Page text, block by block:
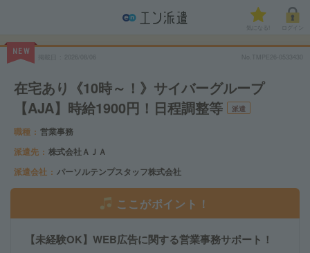
気になる!
NEW
No.TMPE26-0533430
在宅あり《10時～！》サイバーグループ
【AJA】時給1900円！日程調整等
派遣
職種
営業事務
派遣先
株式会社ＡＪＡ
派遣会社
パーソルテンプスタッフ株式会社
ここがポイント！
【未経験OK】WEB広告に関する営業事務サポート！